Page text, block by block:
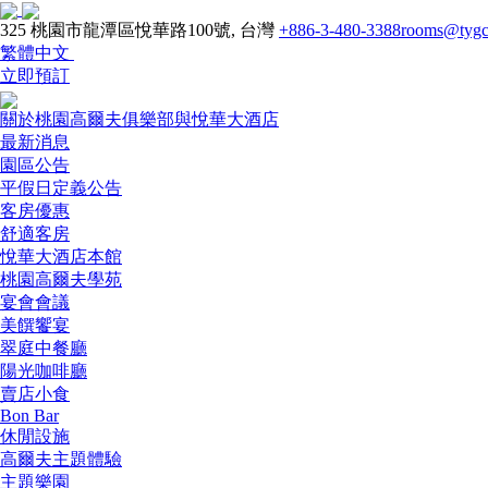
325 桃園市龍潭區悅華路100號, 台灣 +886-3-480-3388
繁體中文
立即預訂
關於桃園高爾夫俱樂部與悅華大酒店
最新消息
園區公告
平假日定義公告
客房優惠
舒適客房
悅華大酒店本館
桃園高爾夫學苑
宴會會議
美饌饗宴
翠庭中餐廳
陽光咖啡廳
賣店小食
Bon Bar
休閒設施
高爾夫主題體驗
主題樂園